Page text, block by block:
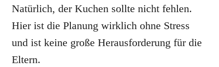
Natürlich, der Kuchen sollte nicht fehlen.
Hier ist die Planung wirklich ohne Stress
und ist keine große Herausforderung für die
Eltern.